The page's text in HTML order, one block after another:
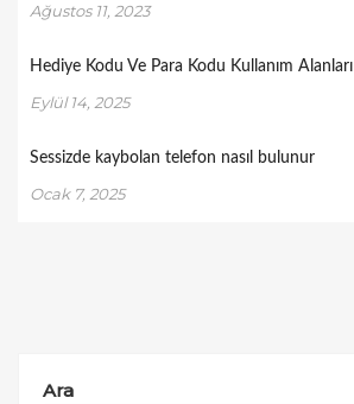
Ağustos 11, 2023
Hediye Kodu Ve Para Kodu Kullanım Alanları
Eylül 14, 2025
Sessizde kaybolan telefon nasıl bulunur
Ocak 7, 2025
Ara